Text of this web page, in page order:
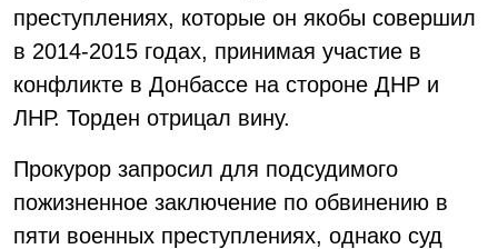
преступлениях, которые он якобы совершил
в 2014-2015 годах, принимая участие в
конфликте в Донбассе на стороне ДНР и
ЛНР. Торден отрицал вину.
Прокурор запросил для подсудимого
пожизненное заключение по обвинению в
пяти военных преступлениях, однако суд